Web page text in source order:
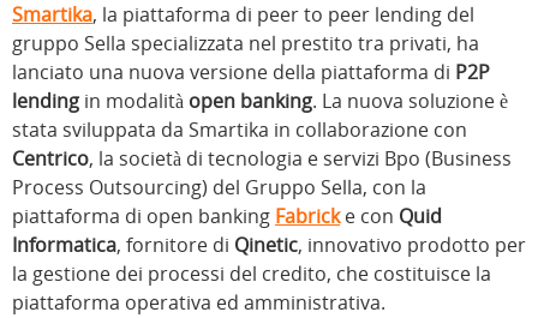
Smartika, la piattaforma di peer to peer lending del
gruppo Sella specializzata nel prestito tra privati, ha
lanciato una nuova versione della piattaforma di P2P
lending in modalità open banking. La nuova soluzione è
stata sviluppata da Smartika in collaborazione con
Centrico, la società di tecnologia e servizi Bpo (Business
Process Outsourcing) del Gruppo Sella, con la
piattaforma di open banking Fabricke con Quid
Informatica, fornitore di Qinetic, innovativo prodotto per
la gestione dei processi del credito, che costituisce la
piattaforma operativa ed amministrativa.